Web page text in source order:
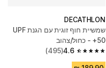
DECATHLON
שמשיית חוף זוגית עם הגנת UPF
50+ - כחול/צהוב
4.6
4.6 out of 5 stars from 495 reviews
(495)